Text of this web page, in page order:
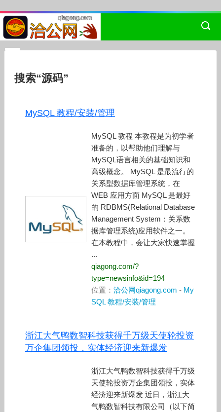
搜索“源码”
MySQL 教程/安装/管理
MySQL 教程 本教程是为初学者
准备的，以帮助他们理解与
MySQL语言相关的基础知识和
高级概念。 MySQL 是最流行的
关系型数据库管理系统，在
WEB 应用方面 MySQL 是最好
的 RDBMS(Relational Database
Management System：关系数
据库管理系统)应用软件之一。
在本教程中，会让大家快速掌握
...
qiagong.com/?
type=newsinfo&id=194
位置： 洽公网qiagong.com - My
SQL 教程/安装/管理
浙江大气鸭数智科技获得千万级天使轮投资
万企集团领投，实体经济迎来新爆发
浙江大气鸭数智科技获得千万级
天使轮投资万企集团领投，实体
经济迎来新爆发 近日，浙江大
气鸭数智科技有限公司（以下简